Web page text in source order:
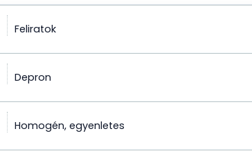
Feliratok
Depron
Homogén, egyenletes